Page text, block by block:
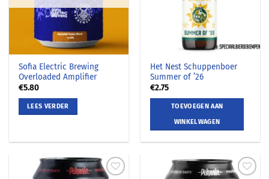
Sofia Electric Brewing
Overloaded Amplifier
€5.80
LEES VERDER
Het Nest Schuppenboer
Summer of ’26
€2.75
TOEVOEGEN AAN
WINKELWAGEN